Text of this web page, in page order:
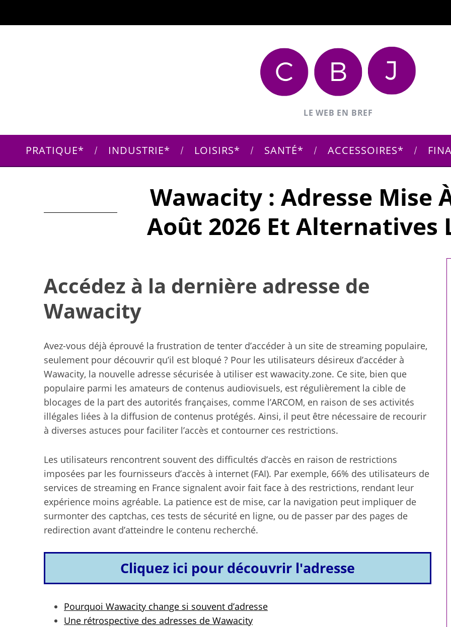
LE WEB EN BREF
PRATIQUE INDUSTRIE LOISIRS SANTÉ ACCESSOIRES
Wawacity : Adresse Mise
Août 2026 Et Alternatives
Accédez à la dernière adresse de
Wawacity
Avez-vous déjà éprouvé la frustration de tenter d’accéder à un site de streaming populaire,
seulement pour découvrir qu’il est bloqué ? Pour les utilisateurs désireux d’accéder à
Wawacity, la nouvelle adresse sécurisée à utiliser est wawacity.zone. Ce site, bien que
populaire parmi les amateurs de contenus audiovisuels, est régulièrement la cible de
blocages de la part des autorités françaises, comme l’ARCOM, en raison de ses activités
illégales liées à la diffusion de contenus protégés. Ainsi, il peut être nécessaire de recourir
à diverses astuces pour faciliter l’accès et contourner ces restrictions.
Les utilisateurs rencontrent souvent des difficultés d’accès en raison de restrictions
imposées par les fournisseurs d’accès à internet (FAI). Par exemple, 66% des utilisateurs de
services de streaming en France signalent avoir fait face à des restrictions, rendant leur
expérience moins agréable. La patience est de mise, car la navigation peut impliquer de
surmonter des captchas, ces tests de sécurité en ligne, ou de passer par des pages de
redirection avant d’atteindre le contenu recherché.
Cliquez ici pour découvrir l'adresse
Pourquoi Wawacity change si souvent d’adresse
Une rétrospective des adresses de Wawacity
Yoga doux à domicile : 5
exercices pour votre bien-
Comment choisir le
réfrigérant R32 pour votre